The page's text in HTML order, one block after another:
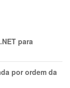
para
por ordem da